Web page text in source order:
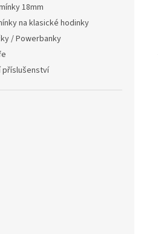
18mm
na klasické hodinky
/ Powerbanky
příslušenství